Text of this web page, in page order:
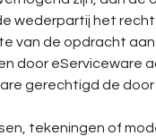
wederpartij het
van de opdracht aan
door
gerechtigd de
tekeningen of